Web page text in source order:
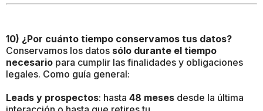
10) ¿Por cuánto tiempo conservamos tus datos?
Conservamos los datos sólo durante el tiempo
necesario para cumplir las finalidades y obligaciones
legales. Como guía general:
Leads y prospectos: hasta 48 meses desde la última